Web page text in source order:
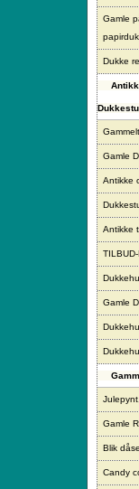
Gamle
Dukke
Gamle
Antikke
Antikke
Gamle
Gamle
Blik
Candy